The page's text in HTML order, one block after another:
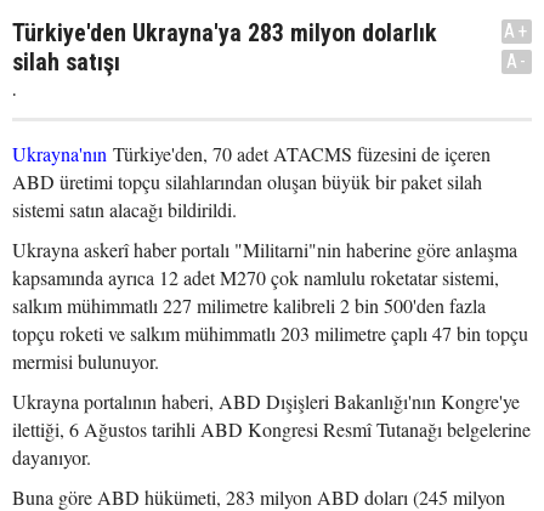
Türkiye'den Ukrayna'ya 283 milyon dolarlık
silah satışı
.
A+
A-
Ukrayna'nın Türkiye'den, 70 adet ATACMS füzesini de içeren
ABD üretimi topçu silahlarından oluşan büyük bir paket silah
sistemi satın alacağı bildirildi.
Ukrayna askerî haber portalı "Militarni"nin haberine göre anlaşma
kapsamında ayrıca 12 adet M270 çok namlulu roketatar sistemi,
salkım mühimmatlı 227 milimetre kalibreli 2 bin 500'den fazla
topçu roketi ve salkım mühimmatlı 203 milimetre çaplı 47 bin topçu
mermisi bulunuyor.
Ukrayna portalının haberi, ABD Dışişleri Bakanlığı'nın Kongre'ye
ilettiği, 6 Ağustos tarihli ABD Kongresi Resmî Tutanağı belgelerine
dayanıyor.
Buna göre ABD hükümeti, 283 milyon ABD doları (245 milyon